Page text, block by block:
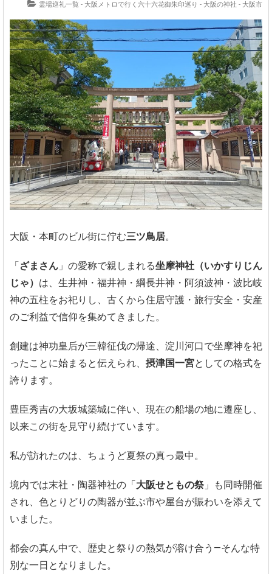
霊場巡礼一覧 - 大阪メトロで行く六十六花御朱印巡り - 大阪の神社 - 大阪市
大阪・本町のビル街に佇む三ツ鳥居。
「ざまさん 」の愛称で親しまれる坐摩神社（いかすりじん
じゃ） は、生井神・福井神・綱長井神・阿須波神・波比岐
神の五柱をお祀りし、古くから住居守護・旅行安全・安産
のご利益で信仰を集めてきました。
創建は神功皇后が三韓征伐の帰途、淀川河口で坐摩神を祀
ったことに始まると伝えられ、 摂津国一宮としての格式を
誇ります。
豊臣秀吉の大坂城築城に伴い、現在の船場の地に遷座し、
以来この街を見守り続けています。
私が訪れたのは、ちょうど夏祭の真っ最中。
境内では末社・陶器神社の「大阪せともの祭 」も同時開催
され、色とりどりの陶器が並ぶ市や屋台が賑わいを添えて
いました。
都会の真ん中で、歴史と祭りの熱気が溶け合う—そんな特
別な一日となりました。